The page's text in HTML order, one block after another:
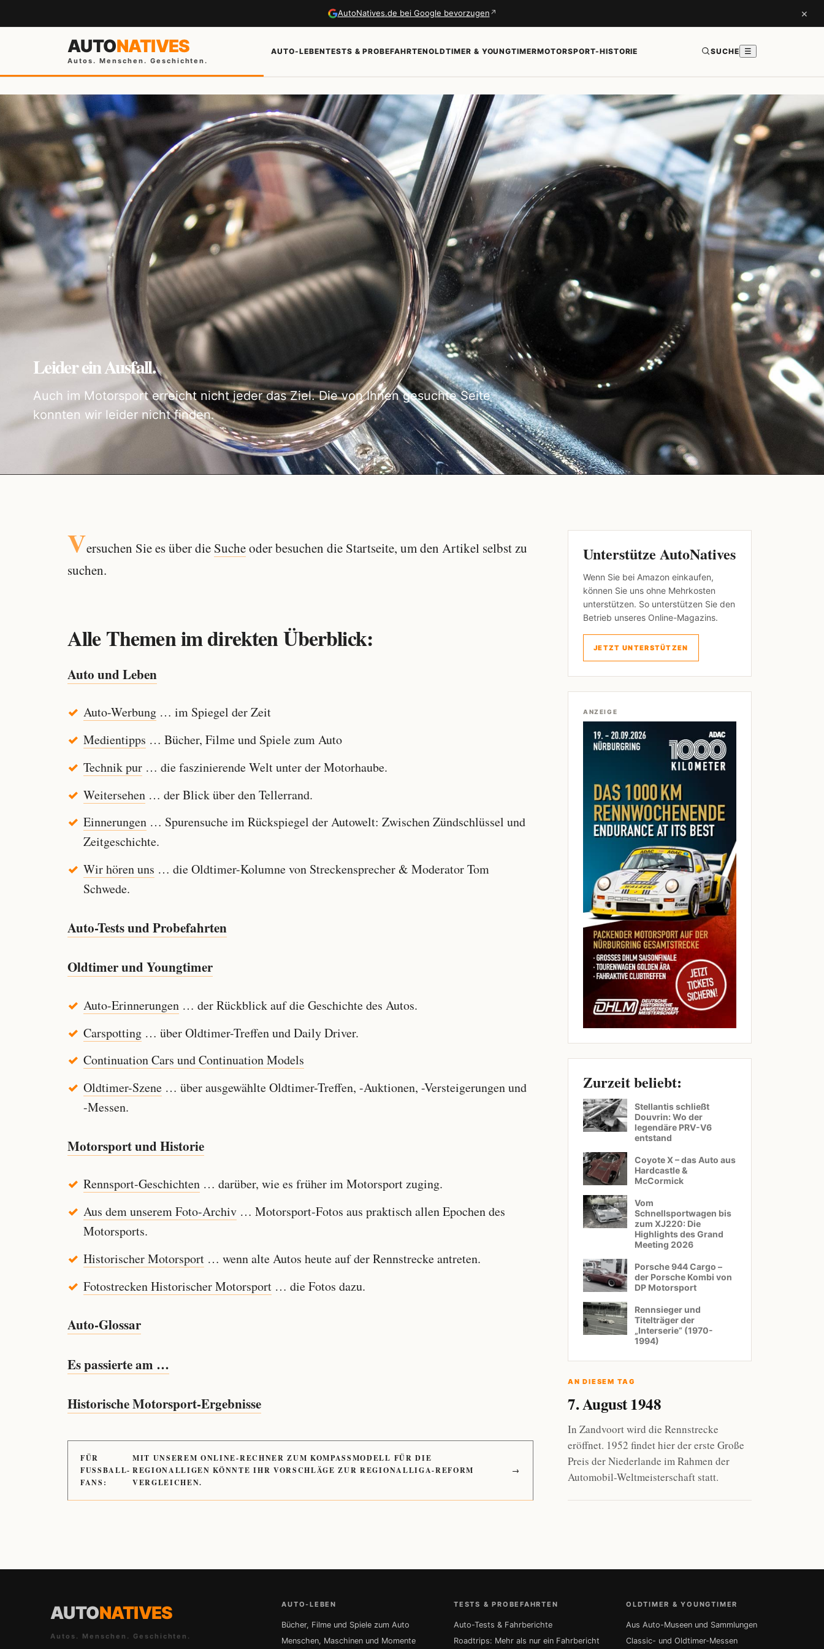
AutoNatives.de bei Google bevorzugen ↗ ×
AUTONATIVES
Autos. Menschen. Geschichten.
AUTO-LEBENTESTS & PROBEFAHRTENOLDTIMER & YOUNGTIMERMOTORSPORT-HISTORIE SUCHE ☰
Leider ein Ausfall.
Auch im Motorsport erreicht nicht jeder das Ziel. Die von Ihnen gesuchte Seite
konnten wir leider nicht finden.
Versuchen Sie es über die Sucheoder besuchen die Startseite, um den Artikel selbst zu
suchen.
Alle Themen im direkten Überblick:
Auto und Leben
Auto-Werbung… im Spiegel der Zeit
Medientipps … Bücher, Filme und Spiele zum Auto
Technik pur… die faszinierende Welt unter der Motorhaube.
Weitersehen… der Blick über den Tellerrand.
Einnerungen… Spurensuche im Rückspiegel der Autowelt: Zwischen Zündschlüssel und
Zeitgeschichte.
Wir hören uns … die Oldtimer-Kolumne von Streckensprecher & Moderator Tom
Schwede.
Auto-Tests und Probefahrten
Oldtimer und Youngtimer
Auto-Erinnerungen… der Rückblick auf die Geschichte des Autos.
Carspotting… über Oldtimer-Treffen und Daily Driver.
Continuation Cars und Continuation Models
Oldtimer-Szene… über ausgewählte Oldtimer-Treffen, -Auktionen, -Versteigerungen und
-Messen.
Motorsport und Historie
Rennsport-Geschichten… darüber, wie es früher im Motorsport zuging.
Aus dem unserem Foto-Archiv… Motorsport-Fotos aus praktisch allen Epochen des
Motorsports.
Historischer Motorsport… wenn alte Autos heute auf der Rennstrecke antreten.
Fotostrecken Historischer Motorsport… die Fotos dazu.
Auto-Glossar
Es passierte am …
Historische Motorsport-Ergebnisse
FÜR
FUSSBALL-
FANS:
MIT UNSEREM ONLINE-RECHNER ZUM KOMPASSMODELL FÜR DIE
REGIONALLIGEN KÖNNTE IHR VORSCHLÄGE ZUR REGIONALLIGA-REFORM
VERGLEICHEN.
→
Unterstütze AutoNatives
Wenn Sie bei Amazon einkaufen,
können Sie uns ohne Mehrkosten
unterstützen. So unterstützen Sie den
Betrieb unseres Online-Magazins.
JETZT UNTERSTÜTZEN
ANZEIGE
Zurzeit beliebt:
Stellantis schließt
Douvrin: Wo der
legendäre PRV-V6
entstand
Coyote X – das Auto aus
Hardcastle &
McCormick
Vom
Schnellsportwagen bis
zum XJ220: Die
Highlights des Grand
Meeting 2026
Porsche 944 Cargo –
der Porsche Kombi von
DP Motorsport
Rennsieger und
Titelträger der
„Interserie“ (1970-
1994)
AN DIESEM TAG
7. August 1948
In Zandvoort wird die Rennstrecke
eröffnet. 1952 findet hier der erste Große
Preis der Niederlande im Rahmen der
Automobil-Weltmeisterschaft statt.
AUTONATIVES
Autos. Menschen. Geschichten.
AUTO-LEBEN
Bücher, Filme und Spiele zum Auto
Menschen, Maschinen und Momente
TESTS & PROBEFAHRTEN
Auto-Tests & Fahrberichte
Roadtrips: Mehr als nur ein Fahrbericht
OLDTIMER & YOUNGTIMER
Aus Auto-Museen und Sammlungen
Classic- und Oldtimer-Messen